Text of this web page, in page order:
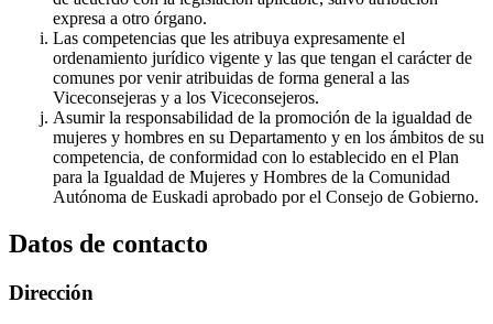
expresa a otro órgano.
Las competencias que les atribuya expresamente el
ordenamiento jurídico vigente y las que tengan el carácter de
comunes por venir atribuidas de forma general a las
Viceconsejeras y a los Viceconsejeros.
Asumir la responsabilidad de la promoción de la igualdad de
mujeres y hombres en su Departamento y en los ámbitos de su
competencia, de conformidad con lo establecido en el Plan
para la Igualdad de Mujeres y Hombres de la Comunidad
Autónoma de Euskadi aprobado por el Consejo de Gobierno.
Datos de contacto
Dirección